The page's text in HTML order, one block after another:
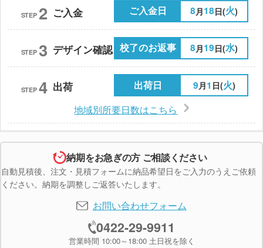
STEP 2 ご入金 ご入金日 8 月18日(火)
STEP 3 デザイン確認 校了のお返事 8 月19日(水)
STEP 4 出荷 出荷日 9月1 日(火)
地域別所要日数はこちら
納期をお急ぎの方 ご相談ください
自動見積後、注文・見積フォームに納品希望日をご入力のうえご依頼
ください。納期を調整しご返答いたします。
お問い合わせフォーム
0422-29-9911
営業時間 10:00～18:00 土日祝を除く